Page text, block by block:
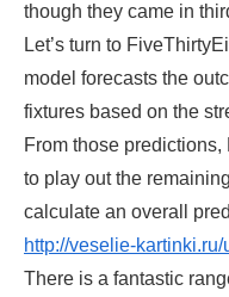
though they came in
Let’s turn to
model forecasts the
fixtures based on the
From those
to play out the
calculate an overall
http://veselie-
There is a fantastic